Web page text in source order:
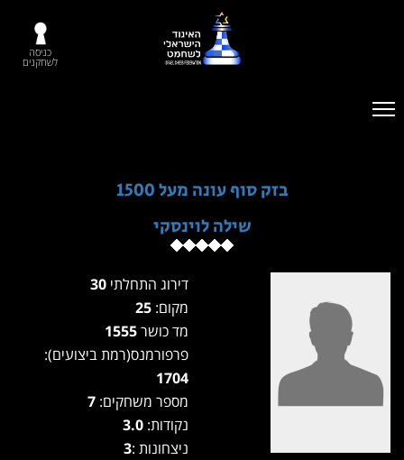
כניסה
לשחקנים
בזק סוף עונה מעל 1500
שילה לוינסקי
דירוג התחלתי
מקום:
מד כושר
פרפורמנס(רמת ביצועים):
1704
מספר משחקים:
נקודות: 3.0
ניצחונות :3